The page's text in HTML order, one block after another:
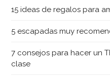
15 ideas de regalos para
5 escapadas muy
7 consejos para hacer un
clase